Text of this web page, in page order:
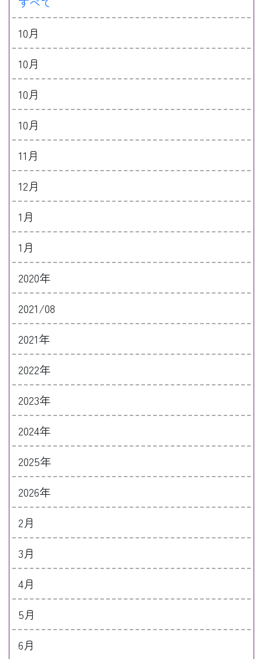
10月
10月
10月
10月
11月
12月
1月
1月
2020年
2021/08
2021年
2022年
2023年
2024年
2025年
2026年
2月
3月
4月
5月
6月